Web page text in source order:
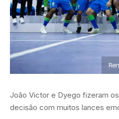
João Victor e Dyego fizeram
decisão com muitos lances